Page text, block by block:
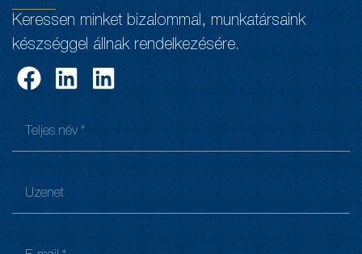
Keressen minket bizalommal, munkatársaink
készséggel állnak rendelkezésére.